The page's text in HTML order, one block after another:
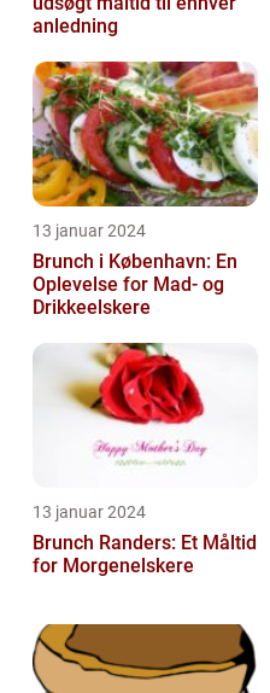
anledning
13 januar 2024
Brunch i København: En
Oplevelse for Mad- og
Drikkeelskere
13 januar 2024
Brunch Randers: Et Måltid
for Morgenelskere